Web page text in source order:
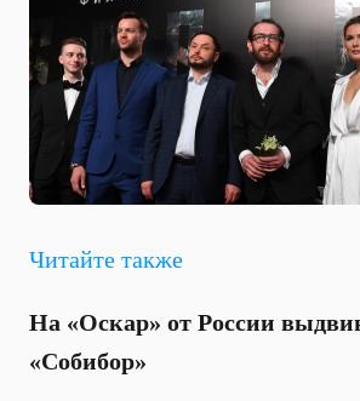
Читайте также
На «Оскар» от России
«Собибор»